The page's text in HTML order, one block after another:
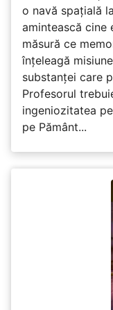
o navă spațială
amintească cine
măsură ce
înțeleagă
substanței care
Profesorul
ingeniozitatea
pe Pământ...